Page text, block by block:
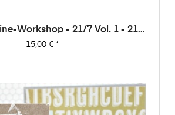
Workshop - 21/7 Vol. 1 - 21
Aus 7 Papieren (von Dani)
Preis
15,00 €*